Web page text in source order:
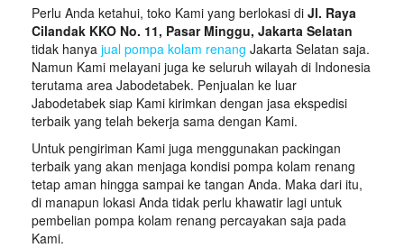
Perlu Anda ketahui, toko Kami yang berlokasi di Jl. Raya
Cilandak KKO No. 11, Pasar Minggu, Jakarta Selatan
tidak hanya jual pompa kolam renang Jakarta Selatan saja.
Namun Kami melayani juga ke seluruh wilayah di Indonesia
terutama area Jabodetabek. Penjualan ke luar
Jabodetabek siap Kami kirimkan dengan jasa ekspedisi
terbaik yang telah bekerja sama dengan Kami.
Untuk pengiriman Kami juga menggunakan packingan
terbaik yang akan menjaga kondisi pompa kolam renang
tetap aman hingga sampai ke tangan Anda. Maka dari itu,
di manapun lokasi Anda tidak perlu khawatir lagi untuk
pembelian pompa kolam renang percayakan saja pada
Kami.